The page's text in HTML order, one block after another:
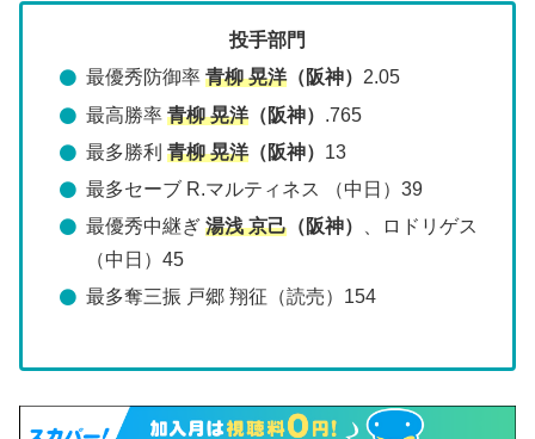
投手部門
最優秀防御率青柳 晃洋（阪神）2.05
最高勝率青柳 晃洋（阪神） .765
最多勝利青柳 晃洋（阪神） 13
最多セーブ R.マルティネス （中日）39
最優秀中継ぎ湯浅 京己 （阪神）
、ロドリゲス
（中日）45
最多奪三振 戸郷 翔征（読売）154